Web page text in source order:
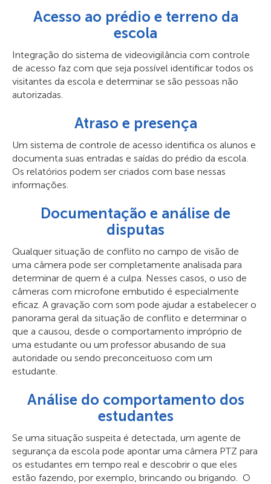
Acesso ao prédio e terreno da
escola
Integração do sistema de videovigilância com controle
de acesso faz com que seja possível identificar todos os
visitantes da escola e determinar se são pessoas não
autorizadas.
Atraso e presença
Um sistema de controle de acesso identifica os alunos e
documenta suas entradas e saídas do prédio da escola.
Os relatórios podem ser criados com base nessas
informações.
Documentação e análise de
disputas
Qualquer situação de conflito no campo de visão de
uma câmera pode ser completamente analisada para
determinar de quem é a culpa. Nesses casos, o uso de
câmeras com microfone embutido é especialmente
eficaz. A gravação com som pode ajudar a estabelecer o
panorama geral da situação de conflito e determinar o
que a causou, desde o comportamento impróprio de
uma estudante ou um professor abusando de sua
autoridade ou sendo preconceituoso com um
estudante.
Análise do comportamento dos
estudantes
Se uma situação suspeita é detectada, um agente de
segurança da escola pode apontar uma câmera PTZ para
os estudantes em tempo real e descobrir o que eles
estão fazendo, por exemplo, brincando ou brigando. O